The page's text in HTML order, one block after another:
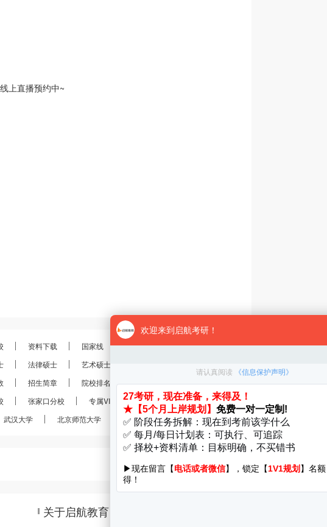
上直播预约中~
资料下载 国家线 分数线 报录比
考研规划
法律硕士 艺术硕士
招生简章 院校排名 考研真题 经验分享 考研复试
考研调剂
张家口分校 专属VIP VIP定制
28考研
武汉大学 北京师范大学 南京大学 南开大学 厦门大学 华中科技大学
关于启航教育